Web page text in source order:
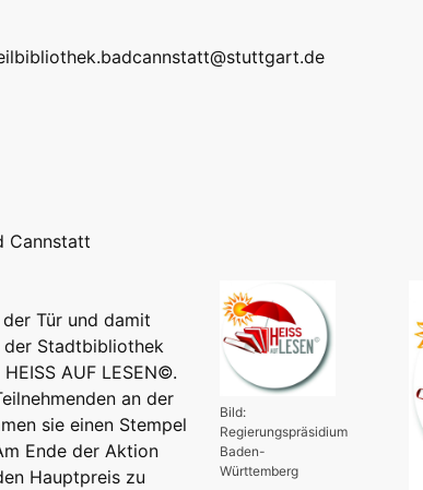
Cannstatt
Bild:
Regierungspräsidium
Baden-
Württemberg
Tür und damit
der Stadtbibliothek
AUF LESEN©.
an der
sie einen Stempel
Ende der Aktion
Hauptpreis zu